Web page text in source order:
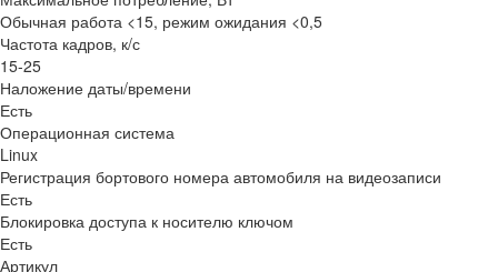
Обычная работа <15, режим ожидания <0,5
Частота кадров, к/с
15-25
Наложение даты/времени
Есть
Операционная система
Linux
Регистрация бортового номера автомобиля на видеозаписи
Есть
Блокировка доступа к носителю ключом
Есть
Артикул